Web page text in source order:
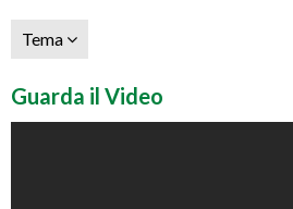
Tema
Guarda il Video